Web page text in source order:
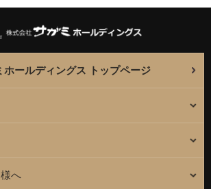
ホールディングス トップページ
へ